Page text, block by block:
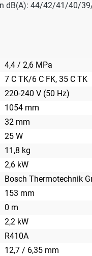
dB(A): 44/42/41/40/
4,4 / 2,6 MPa
7 C TK/6 C FK, 35 C TK
220-240 V (50 Hz)
1054 mm
32 mm
25 W
11,8 kg
2,6 kW
Bosch Thermotechnik
153 mm
0 m
2,2 kW
R410A
12,7 / 6,35 mm